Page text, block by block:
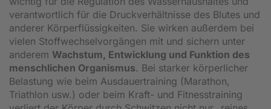
verantwortlich für die Druckverhältnisse des Blutes und
anderer Körperflüssigkeiten. Sie wirken außerdem bei
vielen Stoffwechselvorgängen mit und sichern unter
anderem Wachstum, Entwicklung und Funktion des
menschlichen Organismus. Bei starker körperlicher
Belastung wie beim Ausdauertraining (Marathon,
Triathlon usw.) oder beim Kraft- und Fitnesstraining